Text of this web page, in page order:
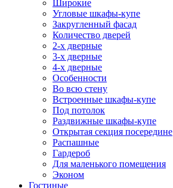
Широкие
Угловые шкафы-купе
Закругленный фасад
Количество дверей
2-х дверные
3-х дверные
4-х дверные
Особенности
Во всю стену
Встроенные шкафы-купе
Под потолок
Раздвижные шкафы-купе
Открытая секция посередине
Распашные
Гардероб
Для маленького помещения
Эконом
Гостиные